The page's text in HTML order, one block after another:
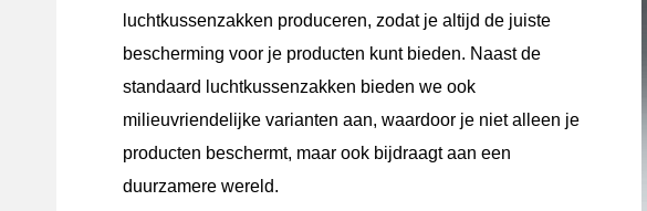
luchtkussenzakken produceren, zodat je altijd de juiste
bescherming voor je producten kunt bieden. Naast de
standaard luchtkussenzakken bieden we ook
milieuvriendelijke varianten aan, waardoor je niet alleen je
producten beschermt, maar ook bijdraagt aan een
duurzamere wereld.